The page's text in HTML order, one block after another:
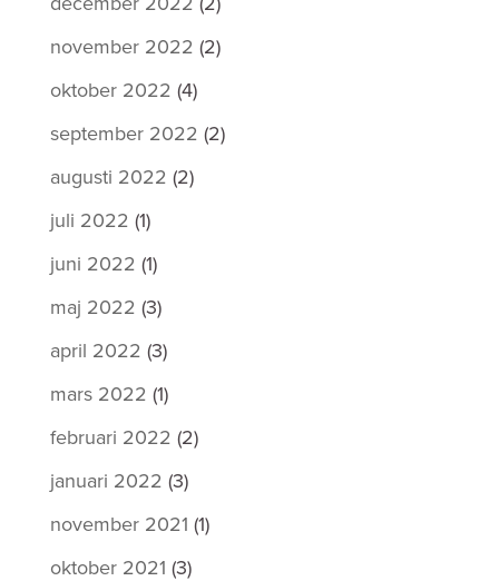
november 2022 (2)
oktober 2022 (4)
september 2022 (2)
augusti 2022 (2)
juli 2022 (1)
juni 2022 (1)
maj 2022 (3)
april 2022 (3)
mars 2022 (1)
februari 2022 (2)
januari 2022 (3)
november 2021 (1)
oktober 2021 (3)